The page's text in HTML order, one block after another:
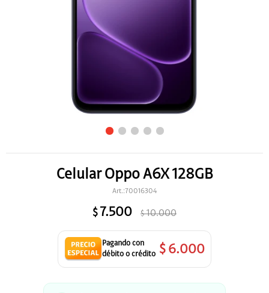
Celular Oppo A6X 128GB
70016304
$ 7.500 $ 10.000
$ 6.000